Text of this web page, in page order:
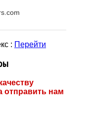
: Перейти
отправить нам